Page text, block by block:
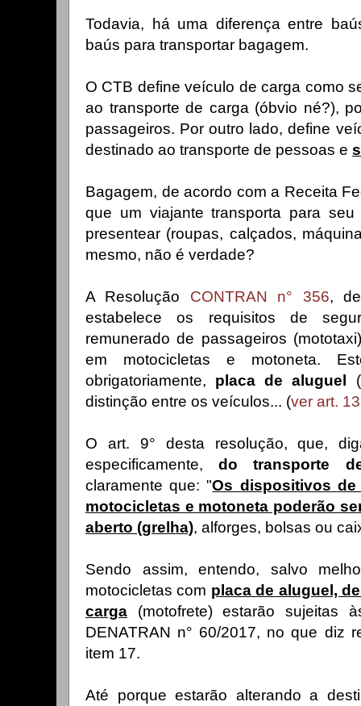
Todavia, há uma diferença entre
baús para transportar bagagem.
O CTB define veículo de carga como
ao transporte de carga (óbvio né?),
passageiros. Por outro lado, define
destinado ao transporte de pessoas e
Bagagem, de acordo com a Receita
que um viajante transporta para
presentear (roupas, calçados,
mesmo, não é verdade?
A Resolução CONTRAN n° 356,
estabelece os requisitos de
remunerado de passageiros
em motocicletas e motoneta.
obrigatoriamente, placa de aluguel
distinção entre os veículos... (ver art.
O art. 9° desta resolução, que,
especificamente,do transporte
claramente que: "Os dispositivos
motocicletas e motoneta poderão
aberto (grelha), alforges, bolsas ou
Sendo assim, entendo, salvo
motocicletas com placa de aluguel,
carga (motofrete) estarão sujeitas
DENATRAN n° 60/2017, no que diz
item 17.
Até porque estarão alterando a